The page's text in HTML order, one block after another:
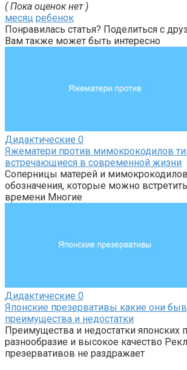
( Пока оценок нет )
месяц ребенок
Понравилась статья? Поделиться с
Вам также может быть интересно
Дидактические 0
Яжематери против мимокрокодилов
встречающиеся в современной жизни
Соперницы матерей и
обозначения, которые можно
времени Многие
Дидактические 0
Японские презервативы какие они
преимущества и недостатки
Преимущества и недостатки японских
разнообразие и высокое качество
презервативов не раздражает